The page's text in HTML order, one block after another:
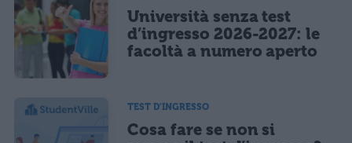
Ho letto e acconsento l'informativa sulla privacy
Acconsento all'uso dei miei dati da parte di terzi per finalità di
marketing diretto con modalità automatizzate o tradizionali
CONFERMA E PUBBLICA
Università senza test
d’ingresso 2026-2027: le
facoltà a numero aperto
TEST D'INGRESSO
Cosa fare se non si